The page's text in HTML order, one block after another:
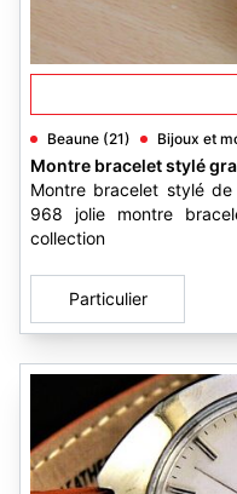
Beaune (21) Bijoux et
Montre bracelet stylé
Montre bracelet stylé
968 jolie montre
collection
Particulier